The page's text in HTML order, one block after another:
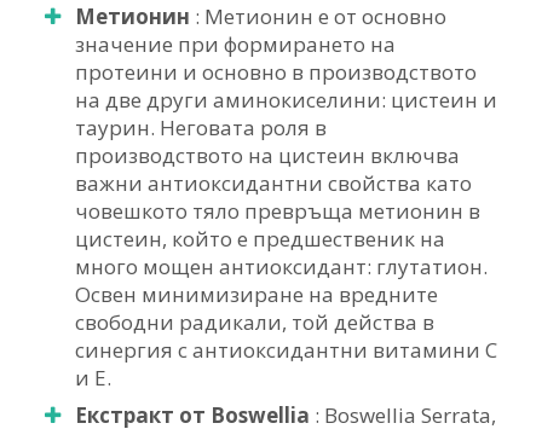
Метионин : Метионин е от основно
значение при формирането на
протеини и основно в производството
на две други аминокиселини: цистеин и
таурин. Неговата роля в
производството на цистеин включва
важни антиоксидантни свойства като
човешкото тяло превръща метионин в
цистеин, който е предшественик на
много мощен антиоксидант: глутатион.
Освен минимизиране на вредните
свободни радикали, той действа в
синергия с антиоксидантни витамини С
и Е.
Екстракт от Boswellia : Boswellia Serrata,